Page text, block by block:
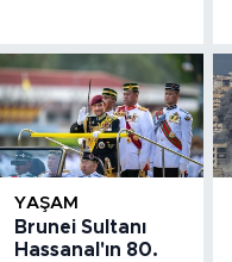
YAŞAM
Brunei Sultanı
Hassanal'ın 80.